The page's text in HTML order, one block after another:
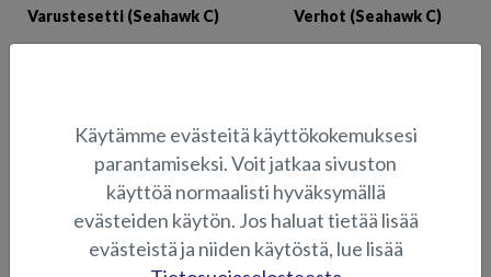
Varustesetti (Seahawk C) Verhot (Seahawk C)
Weekend Pack - Seahawk
Äänimerkki (lasikuitumallit,
Seahawk C)
Käytämme evästeitä käyttökokemuksesi
parantamiseksi. Voit jatkaa sivuston
käyttöä normaalisti hyväksymällä
evästeiden käytön. Jos haluat tietää lisää
evästeistä ja niiden käytöstä, lue lisää